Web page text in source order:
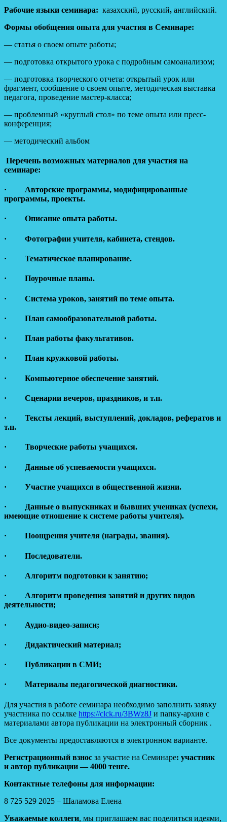
Рабочие языки семинара: казахский, русский, английский.
Формы обобщения опыта для участия в Семинаре:
— статья о своем опыте работы;
— подготовка открытого урока с подробным самоанализом;
— подготовка творческого отчета: открытый урок или
фрагмент, сообщение о своем опыте, методическая выставка
педагога, проведение мастер-класса;
— проблемный «круглый стол» по теме опыта или пресс-
конференция;
— методический альбом
Перечень возможных материалов для участия на
семинаре:
· Авторские программы, модифицированные
программы, проекты.
· Описание опыта работы.
· Фотографии учителя, кабинета, стендов.
· Тематическое планирование.
· Поурочные планы.
· Система уроков, занятий по теме опыта.
· План самообразовательной работы.
· План работы факультативов.
· План кружковой работы.
· Компьютерное обеспечение занятий.
· Сценарии вечеров, праздников, и т.п.
· Тексты лекций, выступлений, докладов, рефератов и
т.п.
· Творческие работы учащихся.
· Данные об успеваемости учащихся.
· Участие учащихся в общественной жизни.
· Данные о выпускниках и бывших учениках (успехи,
имеющие отношение к системе работы учителя).
· Поощрения учителя (награды, звания).
· Последователи.
· Алгоритм подготовки к занятию;
· Алгоритм проведения занятий и других видов
деятельности;
· Аудио-видео-записи;
· Дидактический материал;
· Публикации в СМИ;
· Материалы педагогической диагностики.
Для участия в работе семинара необходимо заполнить заявку
участника по ссылке https://clck.ru/3BWz8J и папку-архив с
материалами автора публикации на электронный сборник .
Все документы предоставляются в электронном варианте.
Регистрационный взнос за участие на Семинаре: участник
и автор публикации — 4000 тенге.
Контактные телефоны для информации:
8 725 529 2025 – Шаламова Елена
Уважаемые коллеги, мы приглашаем вас поделиться идеями,